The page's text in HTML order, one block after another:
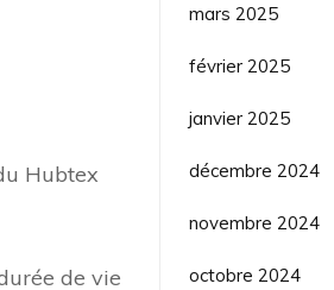
Hubtex
de vie
mars 2025
février 2025
janvier 2025
décembre 2024
novembre 2024
octobre 2024